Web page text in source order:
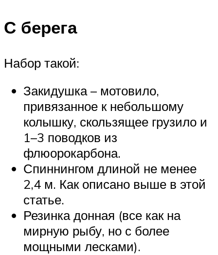
С берега
Набор такой:
Закидушка – мотовило,
привязанное к небольшому
колышку, скользящее грузило и
1–3 поводков из
флюорокарбона.
Спиннингом длиной не менее
2,4 м. Как описано выше в этой
статье.
Резинка донная (все как на
мирную рыбу, но с более
мощными лесками).